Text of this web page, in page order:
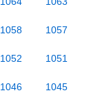
1058 1057
1052 1051
1046 1045